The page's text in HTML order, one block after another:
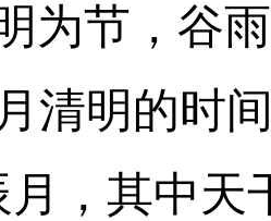
为节，谷
清明的时
月，其中天